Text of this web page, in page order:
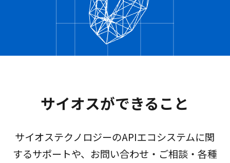
サイオスができること
サイオステクノロジーのAPIエコシステムに関
するサポートや、お問い合わせ・ご相談・各種